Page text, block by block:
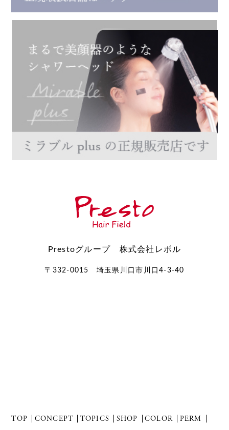
Prestoグループ 株式会社レボル
〒332-0015 埼玉県川口市川口4-3-40
TOP CONCEPT TOPICS SHOP COLOR PERM